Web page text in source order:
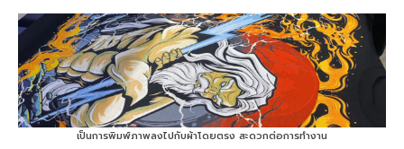
เครื่องพิมพ์ซับลิเมชั่น Arena A4023
เครื่องพิมพ์ซับลิเมชั่น Arena A8023
เครื่องพิมพ์ซับลิเมชั่น Arena A1522
เป็นการพิมพ์ภาพลงไปกับผ้าโดยตรง สะดวกต่อการทำงาน